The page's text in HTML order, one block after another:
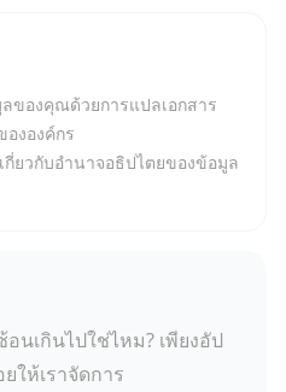
ของคุณด้วยการแปลเอกสาร
งองค์กร
กี่ยวกับอำนาจอธิปไตยของข้อมูล
นเกินไปใช่ไหม? เพียงอัป
ให้เราจัดการ